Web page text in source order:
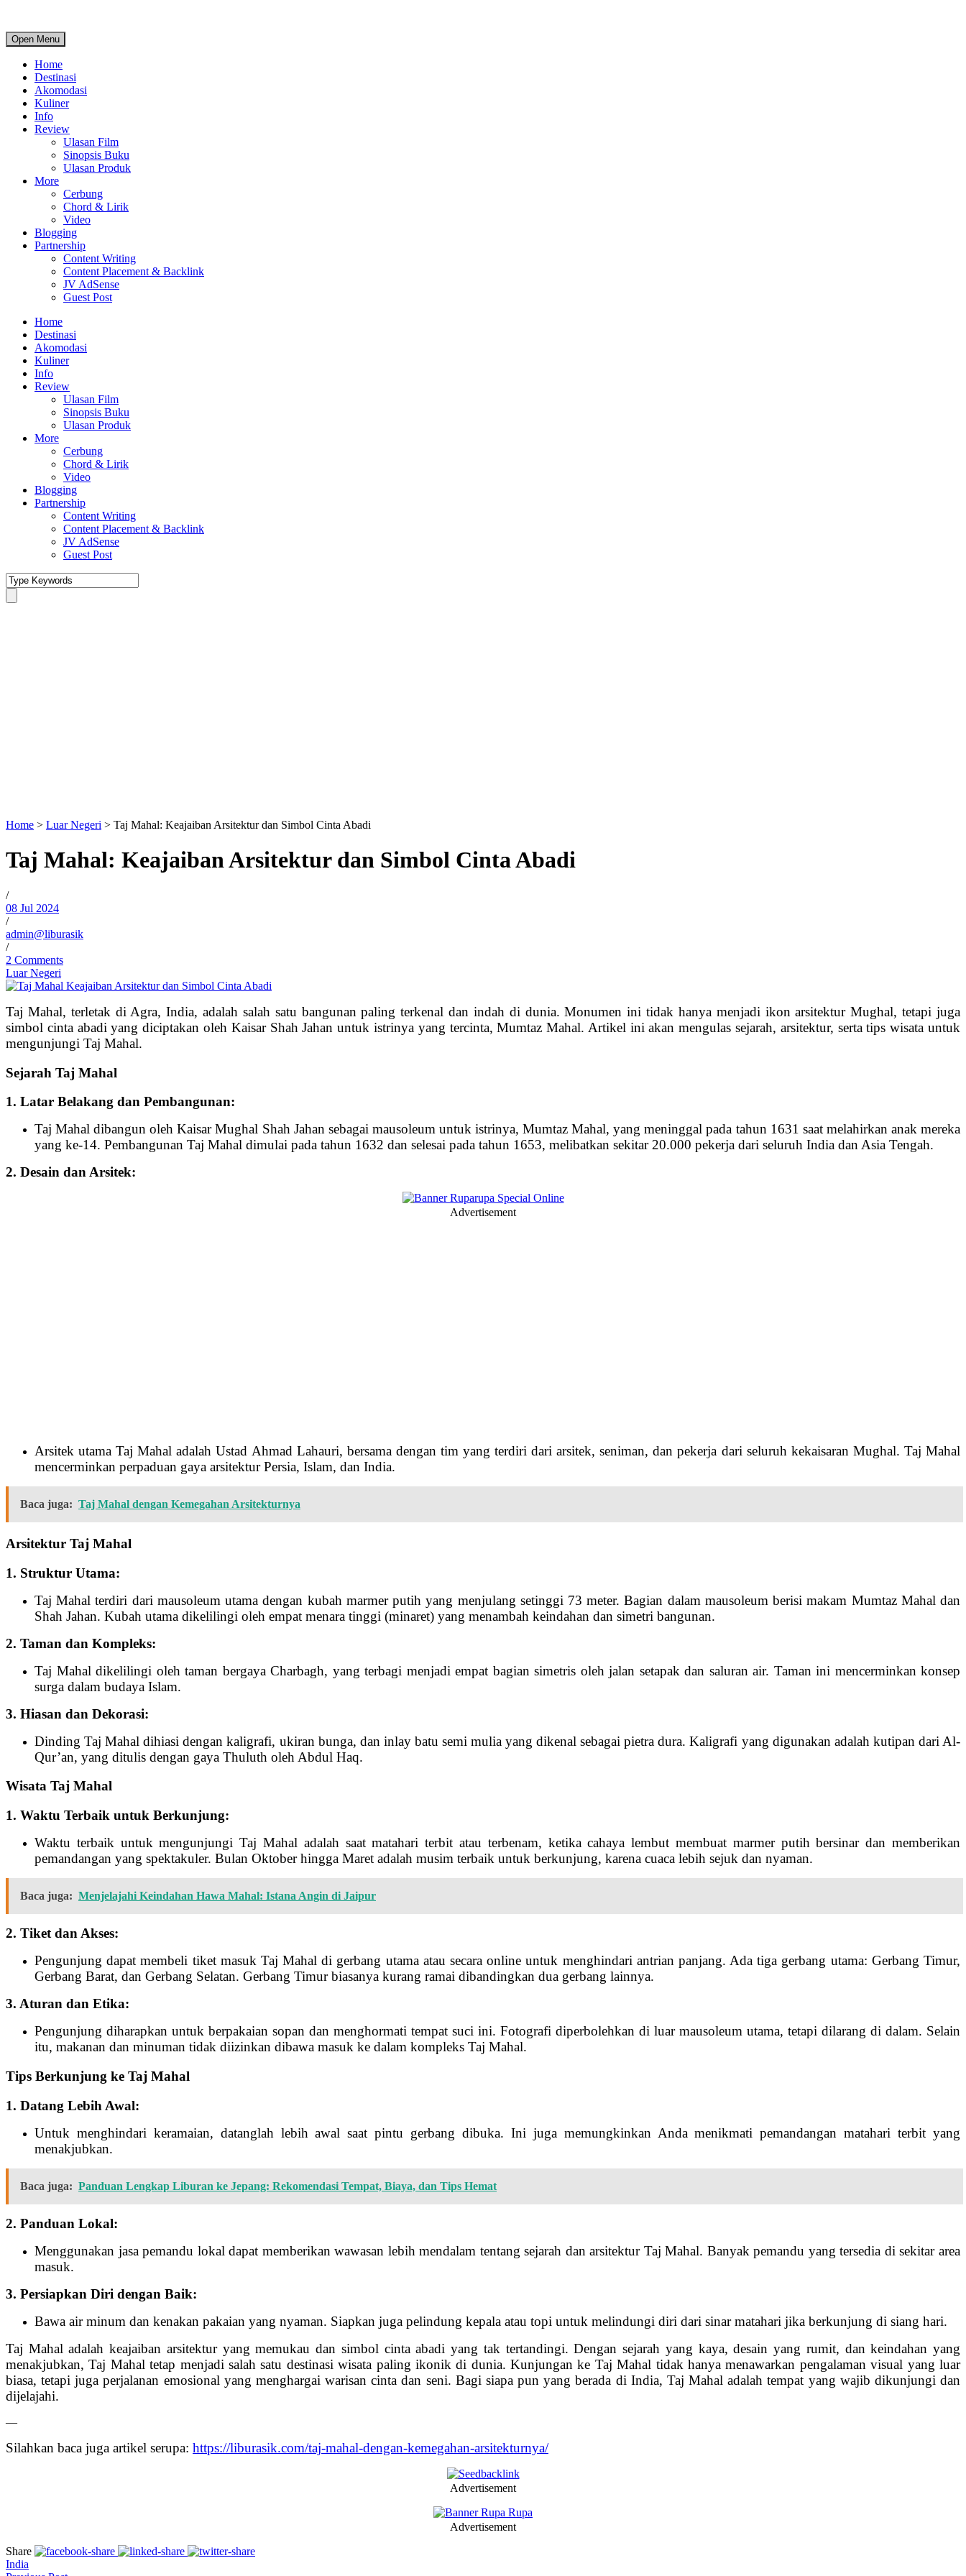
Open Menu
Home
Destinasi
Akomodasi
Kuliner
Info
Review
Ulasan Film
Sinopsis Buku
Ulasan Produk
More
Cerbung
Chord & Lirik
Video
Blogging
Partnership
Content Writing
Content Placement & Backlink
JV AdSense
Guest Post
Home
Destinasi
Akomodasi
Kuliner
Info
Review
Ulasan Film
Sinopsis Buku
Ulasan Produk
More
Cerbung
Chord & Lirik
Video
Blogging
Partnership
Content Writing
Content Placement & Backlink
JV AdSense
Guest Post
Home > Luar Negeri > Taj Mahal: Keajaiban Arsitektur dan Simbol Cinta Abadi
Taj Mahal: Keajaiban Arsitektur dan Simbol Cinta Abadi
/
08 Jul 2024
/
admin@liburasik
/
2 Comments
Luar Negeri
Taj Mahal, terletak di Agra, India, adalah salah satu bangunan paling terkenal dan indah di dunia. Monumen ini tidak hanya menjadi ikon arsitektur Mughal, tetapi juga
simbol cinta abadi yang diciptakan oleh Kaisar Shah Jahan untuk istrinya yang tercinta, Mumtaz Mahal. Artikel ini akan mengulas sejarah, arsitektur, serta tips wisata untuk
mengunjungi Taj Mahal.
Sejarah Taj Mahal
1. Latar Belakang dan Pembangunan:
Taj Mahal dibangun oleh Kaisar Mughal Shah Jahan sebagai mausoleum untuk istrinya, Mumtaz Mahal, yang meninggal pada tahun 1631 saat melahirkan anak mereka
yang ke-14. Pembangunan Taj Mahal dimulai pada tahun 1632 dan selesai pada tahun 1653, melibatkan sekitar 20.000 pekerja dari seluruh India dan Asia Tengah.
2. Desain dan Arsitek:
Advertisement
Arsitek utama Taj Mahal adalah Ustad Ahmad Lahauri, bersama dengan tim yang terdiri dari arsitek, seniman, dan pekerja dari seluruh kekaisaran Mughal. Taj Mahal
mencerminkan perpaduan gaya arsitektur Persia, Islam, dan India.
Baca juga: Taj Mahal dengan Kemegahan Arsitekturnya
Arsitektur Taj Mahal
1. Struktur Utama:
Taj Mahal terdiri dari mausoleum utama dengan kubah marmer putih yang menjulang setinggi 73 meter. Bagian dalam mausoleum berisi makam Mumtaz Mahal dan
Shah Jahan. Kubah utama dikelilingi oleh empat menara tinggi (minaret) yang menambah keindahan dan simetri bangunan.
2. Taman dan Kompleks:
Taj Mahal dikelilingi oleh taman bergaya Charbagh, yang terbagi menjadi empat bagian simetris oleh jalan setapak dan saluran air. Taman ini mencerminkan konsep
surga dalam budaya Islam.
3. Hiasan dan Dekorasi:
Dinding Taj Mahal dihiasi dengan kaligrafi, ukiran bunga, dan inlay batu semi mulia yang dikenal sebagai pietra dura. Kaligrafi yang digunakan adalah kutipan dari Al-
Qur’an, yang ditulis dengan gaya Thuluth oleh Abdul Haq.
Wisata Taj Mahal
1. Waktu Terbaik untuk Berkunjung:
Waktu terbaik untuk mengunjungi Taj Mahal adalah saat matahari terbit atau terbenam, ketika cahaya lembut membuat marmer putih bersinar dan memberikan
pemandangan yang spektakuler. Bulan Oktober hingga Maret adalah musim terbaik untuk berkunjung, karena cuaca lebih sejuk dan nyaman.
Baca juga: Menjelajahi Keindahan Hawa Mahal: Istana Angin di Jaipur
2. Tiket dan Akses:
Pengunjung dapat membeli tiket masuk Taj Mahal di gerbang utama atau secara online untuk menghindari antrian panjang. Ada tiga gerbang utama: Gerbang Timur,
Gerbang Barat, dan Gerbang Selatan. Gerbang Timur biasanya kurang ramai dibandingkan dua gerbang lainnya.
3. Aturan dan Etika:
Pengunjung diharapkan untuk berpakaian sopan dan menghormati tempat suci ini. Fotografi diperbolehkan di luar mausoleum utama, tetapi dilarang di dalam. Selain
itu, makanan dan minuman tidak diizinkan dibawa masuk ke dalam kompleks Taj Mahal.
Tips Berkunjung ke Taj Mahal
1. Datang Lebih Awal:
Untuk menghindari keramaian, datanglah lebih awal saat pintu gerbang dibuka. Ini juga memungkinkan Anda menikmati pemandangan matahari terbit yang
menakjubkan.
Baca juga: Panduan Lengkap Liburan ke Jepang: Rekomendasi Tempat, Biaya, dan Tips Hemat
2. Panduan Lokal:
Menggunakan jasa pemandu lokal dapat memberikan wawasan lebih mendalam tentang sejarah dan arsitektur Taj Mahal. Banyak pemandu yang tersedia di sekitar area
masuk.
3. Persiapkan Diri dengan Baik:
Bawa air minum dan kenakan pakaian yang nyaman. Siapkan juga pelindung kepala atau topi untuk melindungi diri dari sinar matahari jika berkunjung di siang hari.
Taj Mahal adalah keajaiban arsitektur yang memukau dan simbol cinta abadi yang tak tertandingi. Dengan sejarah yang kaya, desain yang rumit, dan keindahan yang
menakjubkan, Taj Mahal tetap menjadi salah satu destinasi wisata paling ikonik di dunia. Kunjungan ke Taj Mahal tidak hanya menawarkan pengalaman visual yang luar
biasa, tetapi juga perjalanan emosional yang menghargai warisan cinta dan seni. Bagi siapa pun yang berada di India, Taj Mahal adalah tempat yang wajib dikunjungi dan
dijelajahi.
—
Silahkan baca juga artikel serupa: https://liburasik.com/taj-mahal-dengan-kemegahan-arsitekturnya/
Advertisement
Advertisement
Share
India